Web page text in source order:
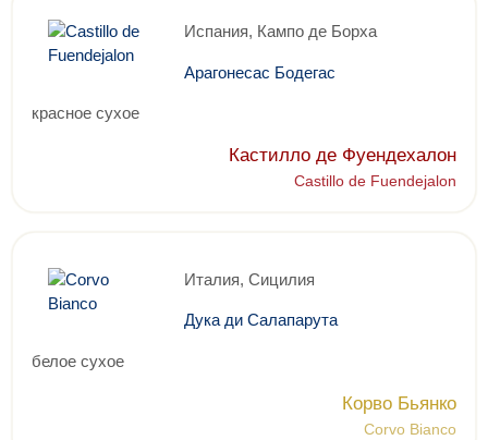
Испания, Кампо де Борха
Арагонесас Бодегас
красное сухое
Кастилло де Фуендехалон
Castillo de Fuendejalon
Италия, Сицилия
Дука ди Салапарута
белое сухое
Корво Бьянко
Corvo Bianco